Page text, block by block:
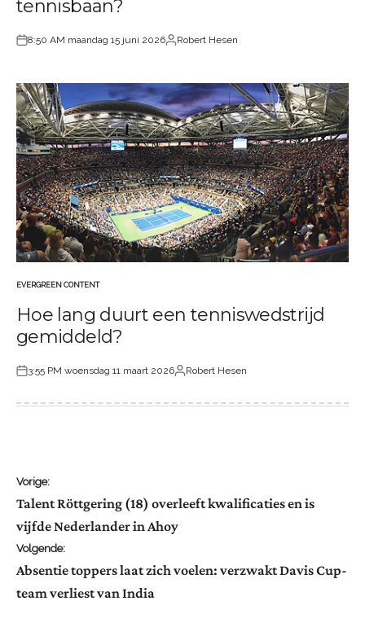
tennisbaan?
Geplaatst
8:50 AM maandag 15 juni 2026
Geplaatst
Robert Hesen
IN
EVERGREEN CONTENT
Hoe lang duurt een tenniswedstrijd
gemiddeld?
Geplaatst
op
3:55 PM woensdag 11 maart 2026
Geplaatst
door
Robert Hesen
Bericht
navigatie
Vorige:
Talent Röttgering (18) overleeft kwalificaties en is
vijfde Nederlander in Ahoy
Volgende:
Absentie toppers laat zich voelen: verzwakt Davis Cup-
team verliest van India